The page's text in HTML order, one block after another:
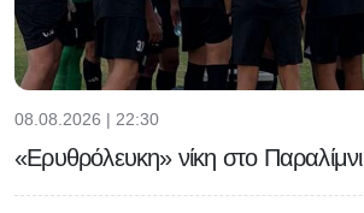
08.08.2026 | 22:30
«Ερυθρόλευκη» νίκη στο Παραλίμνι